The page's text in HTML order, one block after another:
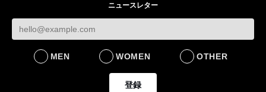
ニュースレター
MEN WOMEN OTHER
登録